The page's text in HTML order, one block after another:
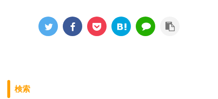
検索